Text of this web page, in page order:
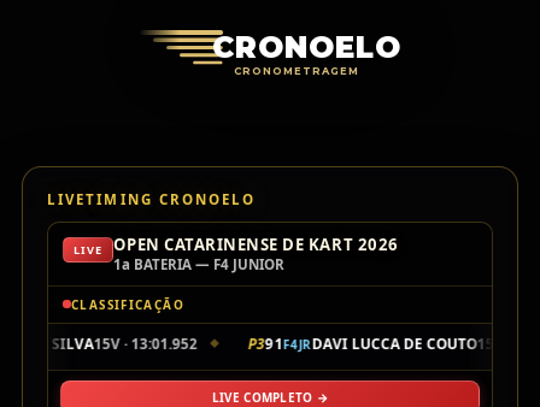
CRONOELO
CRONOMETRAGEM
LIVETIMING CRONOELO
LIVE OPEN CATARINENSE DE KART 2026
1a BATERIA — F4 JUNIOR
CLASSIFICAÇÃO
DA SILVA15V · 13:01.952 ◆ P391F4JRDAVI LUCCA DE COUTO15V ·
LIVE COMPLETO →